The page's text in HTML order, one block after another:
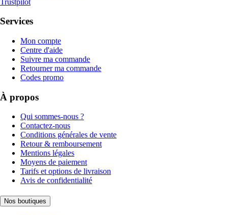
Services
Mon compte
Centre d'aide
Suivre ma commande
Retourner ma commande
Codes promo
À propos
Qui sommes-nous ?
Contactez-nous
Conditions générales de vente
Retour & remboursement
Mentions légales
Moyens de paiement
Tarifs et options de livraison
Avis de confidentialité
Nos boutiques